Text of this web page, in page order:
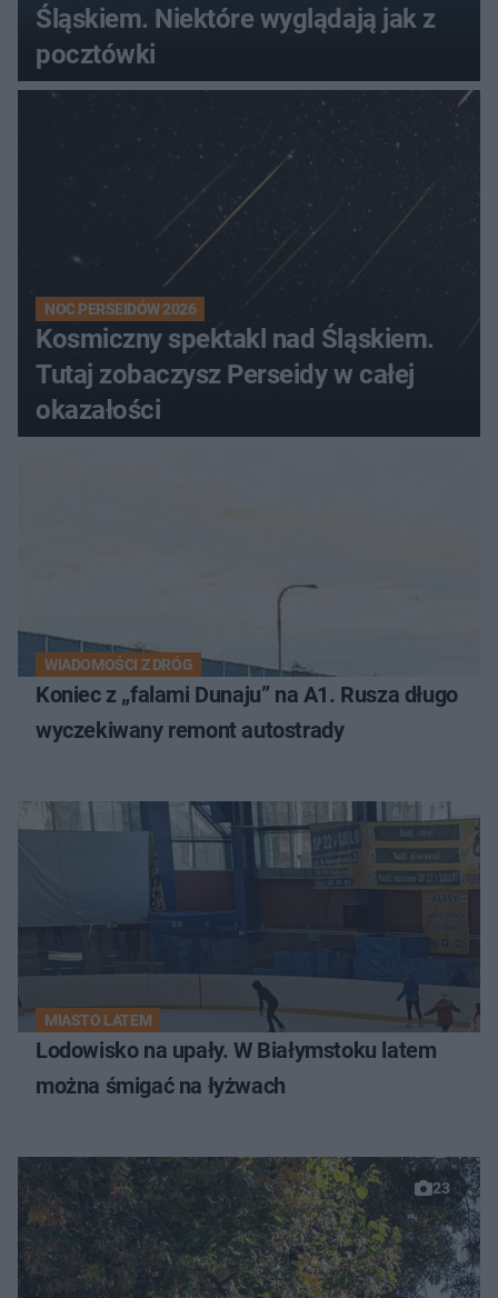
Śląskiem. Niektóre wyglądają jak z
pocztówki
NOC PERSEIDÓW 2026
Kosmiczny spektakl nad Śląskiem.
Tutaj zobaczysz Perseidy w całej
okazałości
WIADOMOŚCI Z DRÓG
Koniec z „falami Dunaju” na A1. Rusza długo
wyczekiwany remont autostrady
MIASTO LATEM
Lodowisko na upały. W Białymstoku latem
można śmigać na łyżwach
23